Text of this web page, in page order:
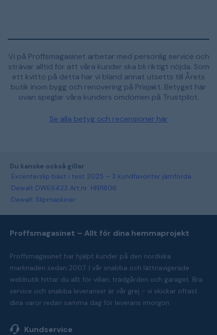
Vi på Proffsmagasinet arbetar med personlig service och
strävar alltid för att våra kunder ska bli riktigt nöjda. Som
ett kvitto på detta har vi bland annat utsetts till Årets
butik inom bygg och renovering på Prisjakt. Betyget här
ovan speglar våra kunders omdömen på Trustpilot.
Se alla betyg och recensioner här
Du kanske också gillar
Excenterslip bäst i test 2025 – 3 kundfavoriter jämförda
Dewalt DWE6423 Art.nr: HN11806
Dewalt Slipmaskiner
Proffsmagasinet – Allt för dina hemmaprojekt
Proffsmagasinet har hjälpt kunder på den nordiska
marknaden sedan 2007. I vår snabba och lättnavigerade
webbutik hittar du allt för villan, trädgården och garaget. Bra
service och snabba leveranser är vår grej - vi skickar oftast
dina varor redan samma dag för leverans imorgon.
Kundservice